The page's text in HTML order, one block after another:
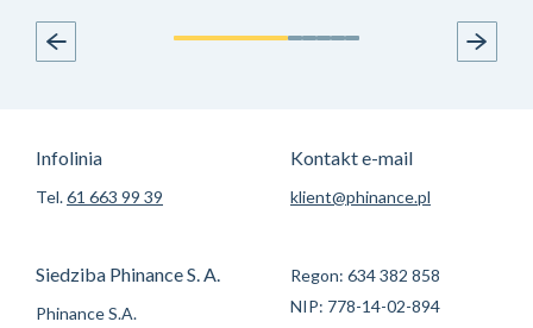
Infolinia
Tel.61 663 99 39
Kontakt e-mail
klient@phinance.pl
Siedziba Phinance S. A.
Phinance S.A.
Regon: 634 382 858
NIP: 778-14-02-894